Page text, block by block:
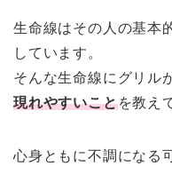
生命線はその人の基本
しています。
そんな生命線にグリル
現れやすいことを教え
心身ともに不調になる